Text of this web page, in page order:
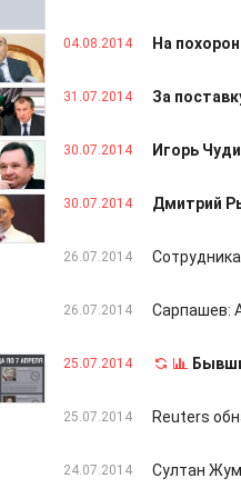
04.08.2014 На
31.07.2014 За
30.07.2014 Игорь
30.07.2014 Дмитрий
26.07.2014
26.07.2014 Сарпашев:
25.07.2014
25.07.2014 Reuters
24.07.2014 Султан